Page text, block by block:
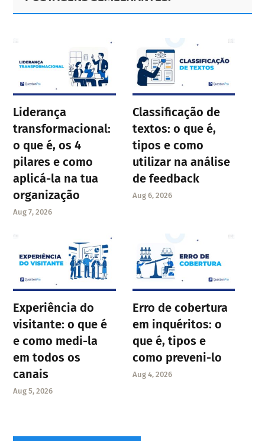
Sidebar
Liderança
transformacional:
o que é, os 4
pilares e como
aplicá-la na tua
organização
Aug 7, 2026
Classificação de
textos: o que é,
tipos e como
utilizar na análise
de feedback
Aug 6, 2026
Experiência do
visitante: o que é
e como medi-la
em todos os
canais
Aug 5, 2026
Erro de cobertura
em inquéritos: o
que é, tipos e
como preveni-lo
Aug 4, 2026